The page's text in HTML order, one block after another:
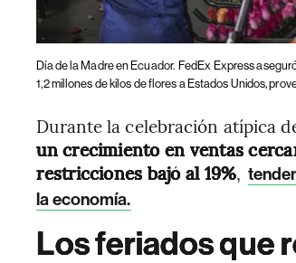
Día de la Madre en Ecuador. FedEx Express
1,2 millones de kilos de flores a Estados Unidos,
Durante la celebración atípica
un crecimiento en ventas
restricciones bajó al 19%,
la economía.
Los feriados que